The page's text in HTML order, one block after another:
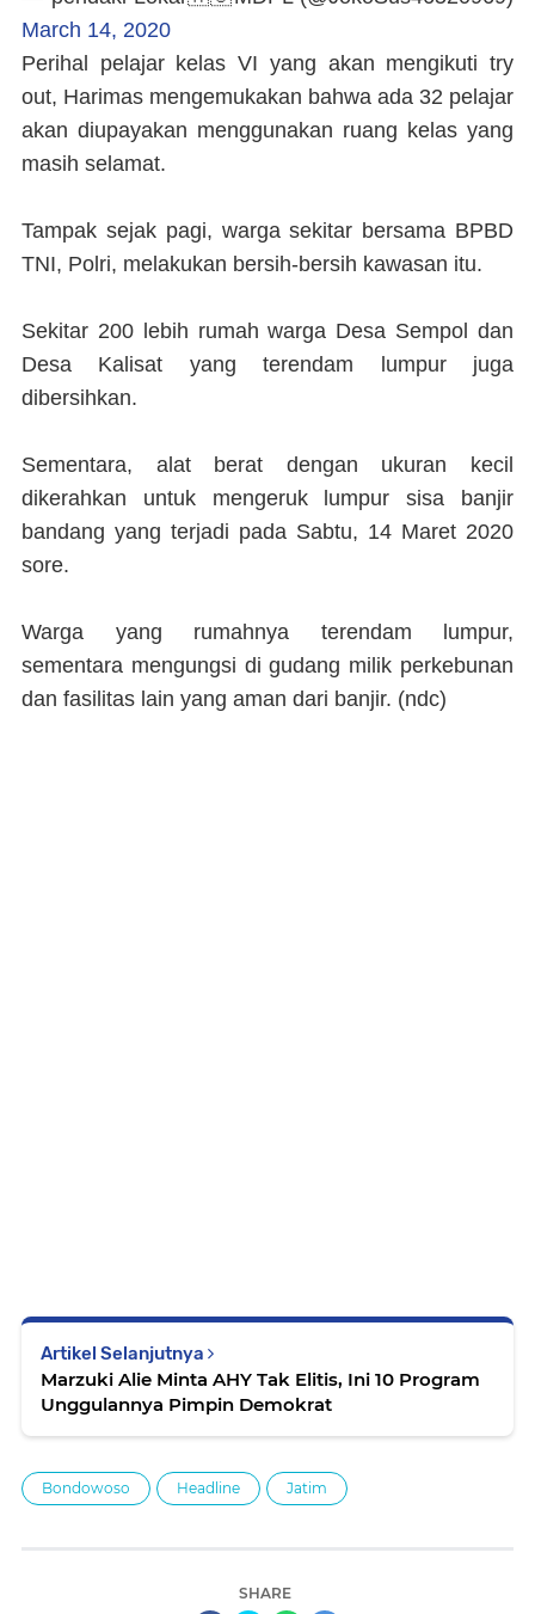
March 14, 2020
Perihal pelajar kelas VI yang akan mengikuti try
out, Harimas mengemukakan bahwa ada 32 pelajar
akan diupayakan menggunakan ruang kelas yang
masih selamat.
Tampak sejak pagi, warga sekitar bersama BPBD
TNI, Polri, melakukan bersih-bersih kawasan itu.
Sekitar 200 lebih rumah warga Desa Sempol dan
Desa Kalisat yang terendam lumpur juga
dibersihkan.
Sementara, alat berat dengan ukuran kecil
dikerahkan untuk mengeruk lumpur sisa banjir
bandang yang terjadi pada Sabtu, 14 Maret 2020
sore.
Warga yang rumahnya terendam lumpur,
sementara mengungsi di gudang milik perkebunan
dan fasilitas lain yang aman dari banjir. (ndc)
Artikel Selanjutnya
Marzuki Alie Minta AHY Tak Elitis, Ini 10 Program
Unggulannya Pimpin Demokrat
Bondowoso Headline Jatim
SHARE